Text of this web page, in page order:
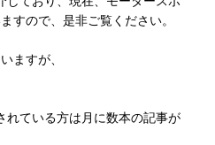
すので、是非ご覧ください。
ますが、
ている方は月に数本の記事が